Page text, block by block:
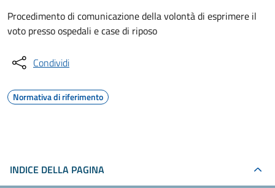
Procedimento di comunicazione della volontà di esprimere il
voto presso ospedali e case di riposo
Condividi
Normativa di riferimento
INDICE DELLA PAGINA